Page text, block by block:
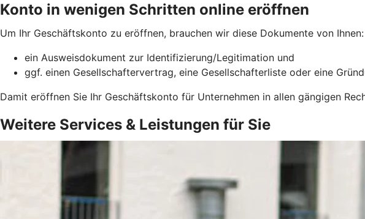
Konto in wenigen Schritten online eröffnen
Um Ihr Geschäftskonto zu eröffnen, brauchen wir diese Dokumente von Ihnen:
ein Ausweisdokument zur Identifizierung/Legitimation und
ggf. einen Gesellschaftervertrag, eine Gesellschafterliste oder eine
Damit eröffnen Sie Ihr Geschäftskonto für Unternehmen in allen gängigen
Weitere Services & Leistungen für Sie